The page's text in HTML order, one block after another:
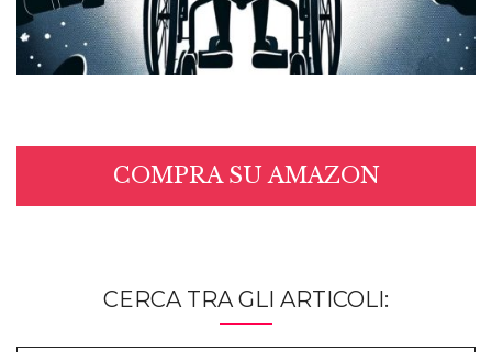
COMPRA SU AMAZON
CERCA TRA GLI ARTICOLI: